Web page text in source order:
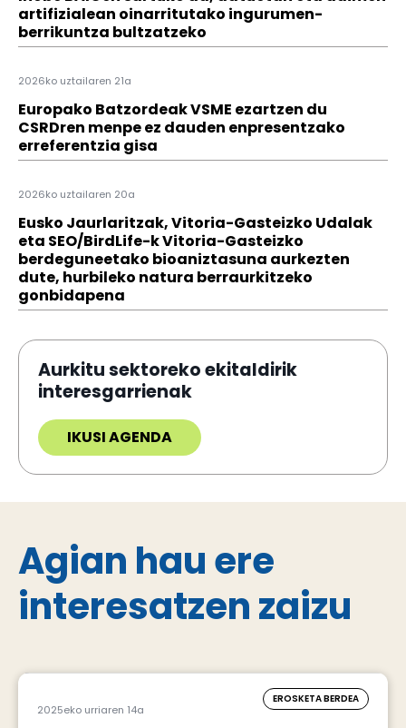
artifizialean oinarritutako ingurumen-
berrikuntza bultzatzeko
2026ko uztailaren 21a
Europako Batzordeak VSME ezartzen du
CSRDren menpe ez dauden enpresentzako
erreferentzia gisa
2026ko uztailaren 20a
Eusko Jaurlaritzak, Vitoria-Gasteizko Udalak
eta SEO/BirdLife-k Vitoria-Gasteizko
berdeguneetako bioaniztasuna aurkezten
dute, hurbileko natura berraurkitzeko
gonbidapena
Aurkitu sektoreko ekitaldirik
interesgarrienak
IKUSI AGENDA
Agian hau ere
interesatzen zaizu
2025eko urriaren 14a
EROSKETA BERDEA